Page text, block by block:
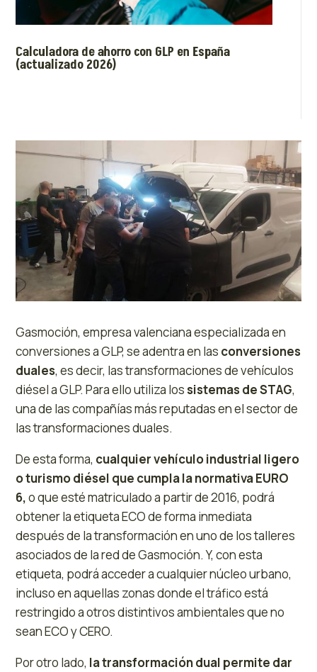
Calculadora de ahorro con GLP en España
(actualizado 2026)
Gasmoción, empresa valenciana especializada en
conversiones a GLP, se adentra en las conversiones
duales, es decir, las transformaciones de vehículos
diésel a GLP. Para ello utiliza lossistemas de STAG,
una de las compañías más reputadas en el sector de
las transformaciones duales.
De esta forma, cualquier vehículo industrial ligero
o turismo diésel que cumpla la normativa EURO
6,o que esté matriculado a partir de 2016, podrá
obtener la etiqueta ECO de forma inmediata
después de la transformación en uno de los talleres
asociados de la red de Gasmoción. Y, con esta
etiqueta, podrá acceder a cualquier núcleo urbano,
incluso en aquellas zonas donde el tráfico está
restringido a otros distintivos ambientales que no
sean ECO y CERO.
Por otro lado, la transformación dual permite dar